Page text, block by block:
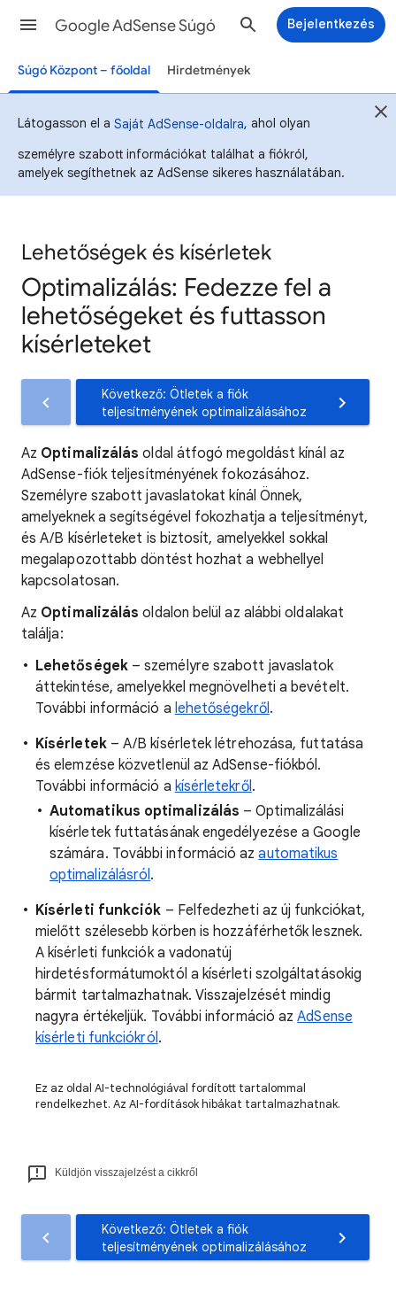
Google AdSense Súgó Bejelentkezés
Súgó Központ – főoldal Hirdetmények
Látogasson el a Saját AdSense-oldalra, ahol olyan
személyre szabott információkat találhat a fiókról,
amelyek segíthetnek az AdSense sikeres használatában.
Lehetőségek és kísérletek
Optimalizálás: Fedezze fel a
lehetőségeket és futtasson
kísérleteket
Következő: Ötletek a fiók
teljesítményének optimalizálásához
Az Optimalizálás oldal átfogó megoldást kínál az
AdSense-fiók teljesítményének fokozásához.
Személyre szabott javaslatokat kínál Önnek,
amelyeknek a segítségével fokozhatja a teljesítményt,
és A/B kísérleteket is biztosít, amelyekkel sokkal
megalapozottabb döntést hozhat a webhellyel
kapcsolatosan.
Az Optimalizálás oldalon belül az alábbi oldalakat
találja:
Lehetőségek– személyre szabott javaslatok
áttekintése, amelyekkel megnövelheti a bevételt.
További információ a lehetőségekről.
Kísérletek– A/B kísérletek létrehozása, futtatása
és elemzése közvetlenül az AdSense-fiókból.
További információ a kísérletekről.
Automatikus optimalizálás – Optimalizálási
kísérletek futtatásának engedélyezése a Google
számára. További információ azautomatikus
optimalizálásról.
Kísérleti funkciók – Felfedezheti az új funkciókat,
mielőtt szélesebb körben is hozzáférhetők lesznek.
A kísérleti funkciók a vadonatúj
hirdetésformátumoktól a kísérleti szolgáltatásokig
bármit tartalmazhatnak. Visszajelzését mindig
nagyra értékeljük. További információ azAdSense
kísérleti funkciókról.
Ez az oldal AI-technológiával fordított tartalommal
rendelkezhet. Az AI-fordítások hibákat tartalmazhatnak.
Küldjön visszajelzést a cikkről
Következő: Ötletek a fiók
teljesítményének optimalizálásához